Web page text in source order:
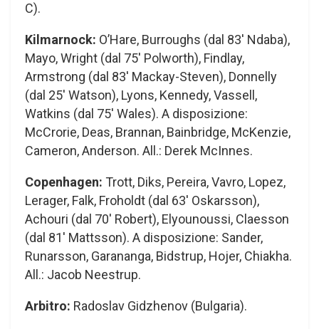
C).
Kilmarnock: O’Hare, Burroughs (dal 83′ Ndaba),
Mayo, Wright (dal 75′ Polworth), Findlay,
Armstrong (dal 83′ Mackay-Steven), Donnelly
(dal 25′ Watson), Lyons, Kennedy, Vassell,
Watkins (dal 75′ Wales). A disposizione:
McCrorie, Deas, Brannan, Bainbridge, McKenzie,
Cameron, Anderson. All.: Derek McInnes.
Copenhagen: Trott, Diks, Pereira, Vavro, Lopez,
Lerager, Falk, Froholdt (dal 63′ Oskarsson),
Achouri (dal 70′ Robert), Elyounoussi, Claesson
(dal 81′ Mattsson). A disposizione: Sander,
Runarsson, Garananga, Bidstrup, Hojer, Chiakha.
All.: Jacob Neestrup.
Arbitro: Radoslav Gidzhenov (Bulgaria).